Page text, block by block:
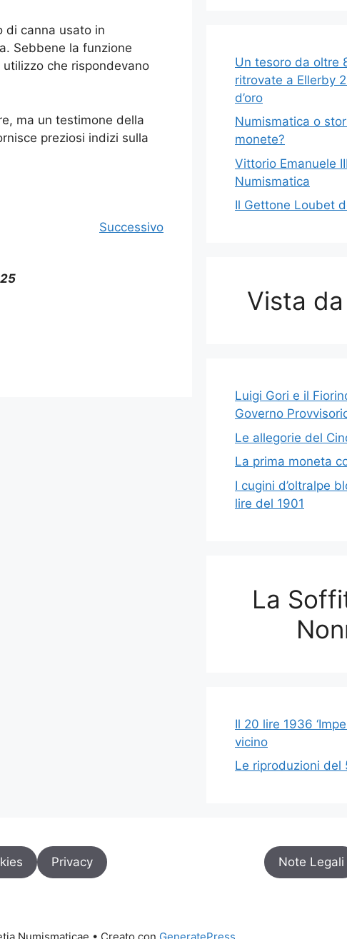
di canna usato in
Sebbene la funzione
che rispondevano
ma un testimone della
preziosi indizi sulla
Successivo
Un tesoro da oltre
ritrovate a Ellerby
d’oro
Numismatica o
monete?
Vittorio Emanuele
Numismatica
Il Gettone Loubet
Vista
Luigi Gori e il
Governo
Le allegorie del
La prima moneta
I cugini d’oltralpe
lire del 1901
La
Il 20 lire 1936
vicino
Le riproduzioni del
Privacy Note Legali